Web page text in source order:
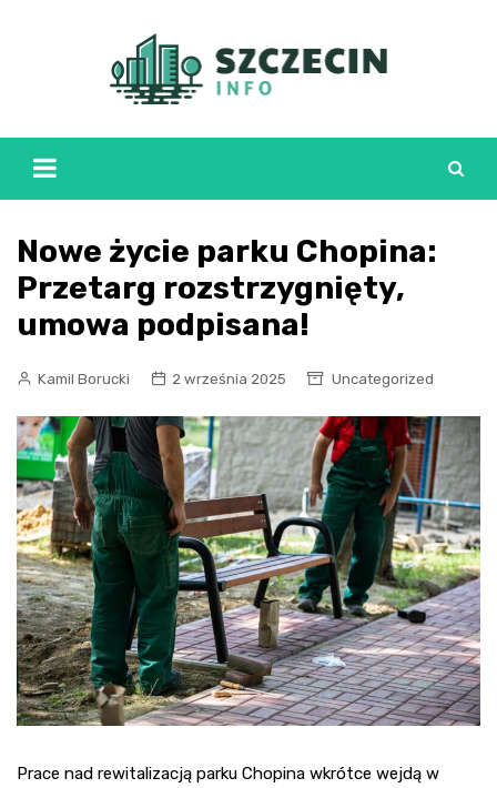
Nowe życie parku Chopina:
Przetarg rozstrzygnięty,
umowa podpisana!
Kamil Borucki 2 września 2025 Uncategorized
Prace nad rewitalizacją parku Chopina wkrótce wejdą w